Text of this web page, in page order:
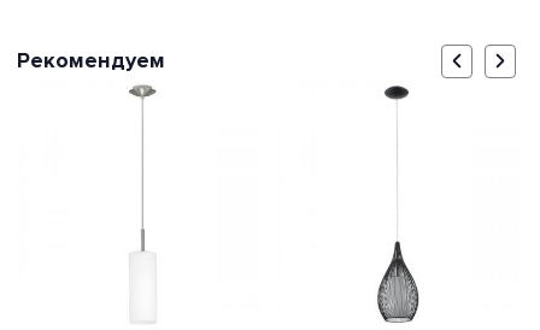
Рекомендуем